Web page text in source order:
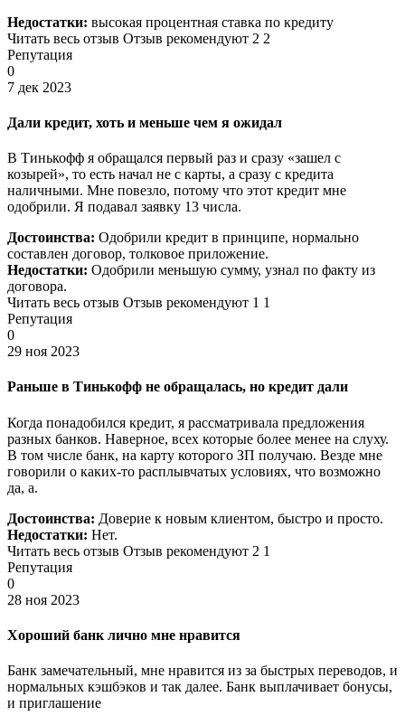
Недостатки: высокая процентная ставка по кредиту
Читать весь отзыв Отзыв рекомендуют 2 2
Репутация
0
7 дек 2023
Дали кредит, хоть и меньше чем я ожидал
В Тинькофф я обращался первый раз и сразу «зашел с
козырей», то есть начал не с карты, а сразу с кредита
наличными. Мне повезло, потому что этот кредит мне
одобрили. Я подавал заявку 13 числа.
Достоинства: Одобрили кредит в принципе, нормально
составлен договор, толковое приложение.
Недостатки: Одобрили меньшую сумму, узнал по факту из
договора.
Читать весь отзыв Отзыв рекомендуют 1 1
Репутация
0
29 ноя 2023
Раньше в Тинькофф не обращалась, но кредит дали
Когда понадобился кредит, я рассматривала предложения
разных банков. Наверное, всех которые более менее на слуху.
В том числе банк, на карту которого ЗП получаю. Везде мне
говорили о каких-то расплывчатых условиях, что возможно
да, а.
Достоинства: Доверие к новым клиентом, быстро и просто.
Недостатки: Нет.
Читать весь отзыв Отзыв рекомендуют 2 1
Репутация
0
28 ноя 2023
Хороший банк лично мне нравится
Банк замечательный, мне нравится из за быстрых переводов, и
нормальных кэшбэков и так далее. Банк выплачивает бонусы,
и приглашение